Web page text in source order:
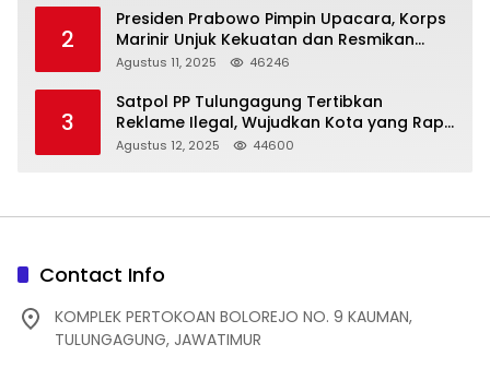
2
Presiden Prabowo Pimpin Upacara, Korps
Marinir Unjuk Kekuatan dan Resmikan
Struktur Baru
Agustus 11, 2025 46246
3
Satpol PP Tulungagung Tertibkan
Reklame Ilegal, Wujudkan Kota yang Rapi
dan Indah
Agustus 12, 2025 44600
Contact Info
KOMPLEK PERTOKOAN BOLOREJO NO. 9 KAUMAN,
TULUNGAGUNG, JAWATIMUR